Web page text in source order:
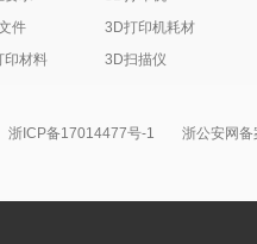
件
印材料
3D打印机耗材
3D扫描仪
浙ICP备17014477号-1 浙公安网